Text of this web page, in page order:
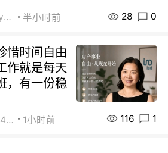
pariscindy2020 半小时前 28 0
惜时间自由
作就是每天
，有一份稳
街友90454511 1小时前 116 1